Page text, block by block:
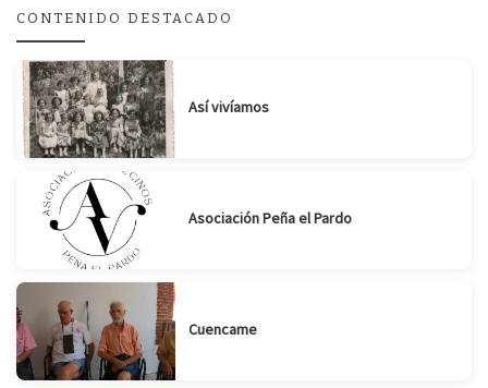
CONTENIDO DESTACADO
Así vivíamos
Asociación Peña el Pardo
Cuencame